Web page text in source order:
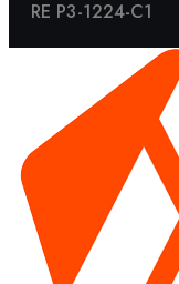
RE P3-1224-C1